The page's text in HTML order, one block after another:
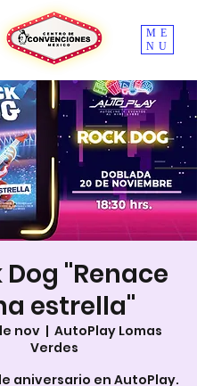
ME
NU
Dog "Renace
estrella"
nov
  |
AutoPlay Lomas
Verdes
aniversario en AutoPlay.